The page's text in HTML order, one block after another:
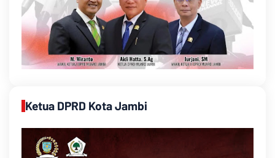
Ketua DPRD Kota Jambi